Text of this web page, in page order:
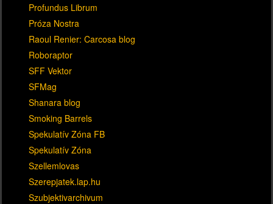
Profundus Librum
Próza Nostra
Raoul Renier: Carcosa blog
Roboraptor
SFF Vektor
SFMag
Shanara blog
Smoking Barrels
Spekulatív Zóna FB
Spekulatív Zóna
Szellemlovas
Szerepjatek.lap.hu
Szubjektivarchivum